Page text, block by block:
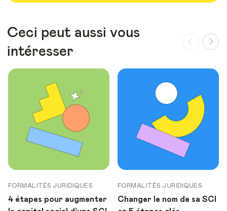
Ceci peut aussi vous
intéresser
FORMALITÉS JURIDIQUES
4 étapes pour augmenter
FORMALITÉS JURIDIQUES
Changer le nom de sa SCI